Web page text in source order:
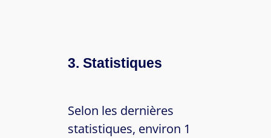
3. Statistiques
Selon les dernières
statistiques, environ 1